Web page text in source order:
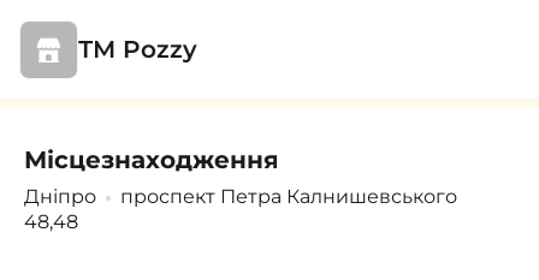
Увійти Зареєструватися
ТМ Pozzy
Місцезнаходження
Дніпро
проспект Петра Калнишевського
48,48